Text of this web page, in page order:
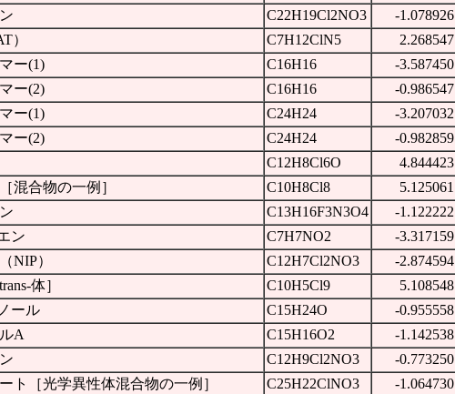
C22H19Cl2NO3 -1.078926
） C7H12ClN5 2.268547
ー(1) C16H16 -3.587450
ー(2) C16H16 -0.986547
ー(1) C24H24 -3.207032
ー(2) C24H24 -0.982859
C12H8Cl6O 4.844423
混合物の一例］ C10H8Cl8 5.125061
C13H16F3N3O4 -1.122222
ン C7H7NO2 -3.317159
NIP） C12H7Cl2NO3 -2.874594
体］ C10H5Cl9 5.108548
ール C15H24O -0.955558
A C15H16O2 -1.142538
C12H9Cl2NO3 -0.773250
ト［光学異性体混合物の一例］ C25H22ClNO3 -1.064730